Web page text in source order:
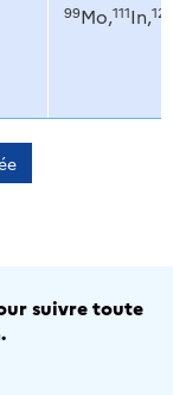
99Mo,111In,123
suivre toute